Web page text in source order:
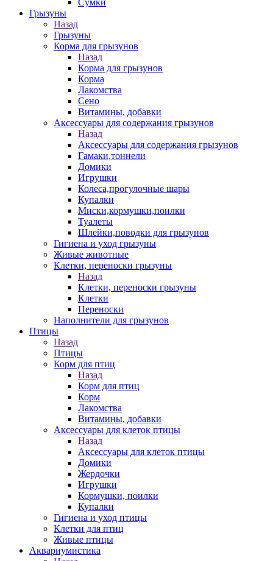
Сумки
Грызуны
Назад
Грызуны
Корма для грызунов
Назад
Корма для грызунов
Корма
Лакомства
Сено
Витамины, добавки
Аксессуары для содержания грызунов
Назад
Аксессуары для содержания грызунов
Гамаки,тоннели
Домики
Игрушки
Колеса,прогулочные шары
Купалки
Миски,кормушки,поилки
Туалеты
Шлейки,поводки для грызунов
Гигиена и уход грызуны
Живые животные
Клетки, переноски грызуны
Назад
Клетки, переноски грызуны
Клетки
Переноски
Наполнители для грызунов
Птицы
Назад
Птицы
Корм для птиц
Назад
Корм для птиц
Корм
Лакомства
Витамины, добавки
Аксессуары для клеток птицы
Назад
Аксессуары для клеток птицы
Домики
Жердочки
Игрушки
Кормушки, поилки
Купалки
Гигиена и уход птицы
Клетки для птиц
Живые птицы
Аквариумистика